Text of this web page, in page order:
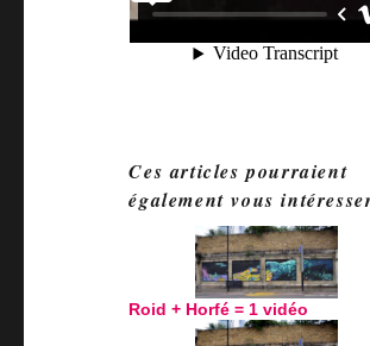
Ces articles pourraient
également vous
Roid + Horfé = 1 vidéo